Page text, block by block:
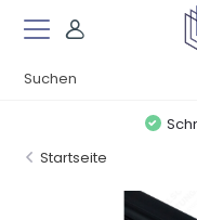
Startseite